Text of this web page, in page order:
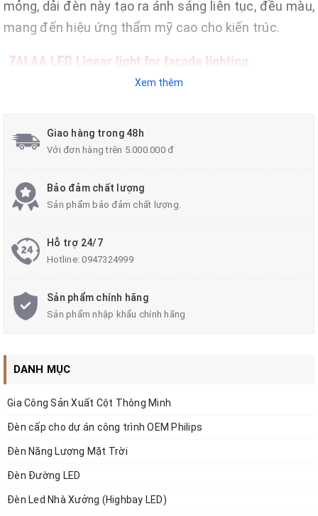
mỏng, dải đèn này tạo ra ánh sáng liên tục, đều màu,
mang đến hiệu ứng thẩm mỹ cao cho kiến trúc.
Thông tin sản phẩm:
- Công suất (Power): 10W, 7W, 5W
- Kích thước (Size): 10W-W30H30L1000mm, 7W-
W30H30L700mm, 5W-W30H30L500mm
- Điện áp đầu vào (Input Voltage): DC24V
Xem thêm
Giao hàng trong 48h
Với đơn hàng trên 5.000.000 đ
Bảo đảm chất lượng
Sản phẩm bảo đảm chất lượng.
Hỗ trợ 24/7
Hotline:0947324999
Sản phẩm chính hãng
Sản phẩm nhập khẩu chính hãng
DANH MỤC
Gia Công Sản Xuất Cột Thông Minh
Đèn cấp cho dự án công trình OEM Philips
Đèn Năng Lượng Mặt Trời
Đèn Đường LED
Đèn Led Nhà Xưởng (Highbay LED)